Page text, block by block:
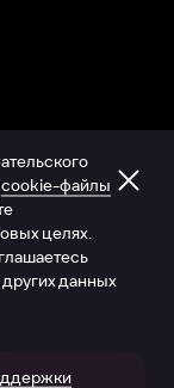
cookie-файлы
целях.
данных